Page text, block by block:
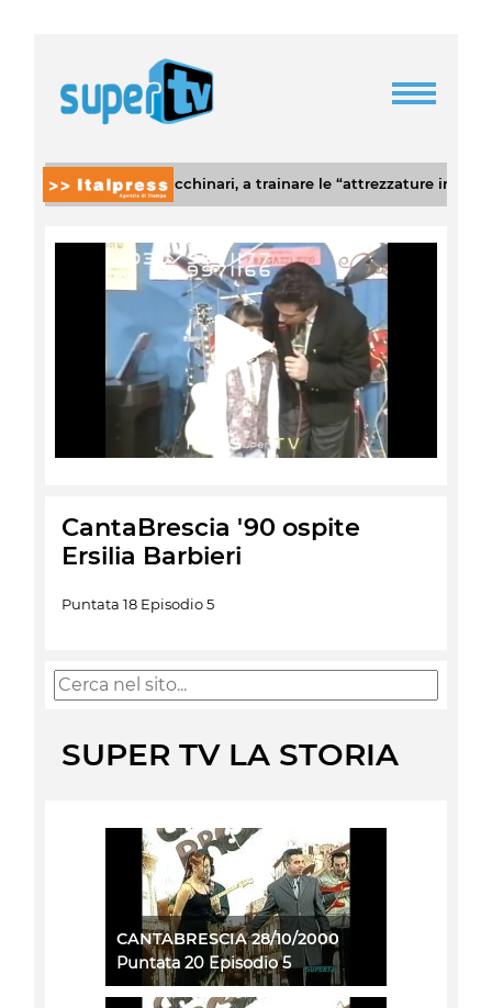
il settore macchinari, a trainare le “attrezzature intelligenti”
Play
Video
CantaBrescia '90 ospite
Ersilia Barbieri
Puntata 18 Episodio 5
SUPER TV LA STORIA
CANTABRESCIA 28/10/2000
Puntata 20 Episodio 5